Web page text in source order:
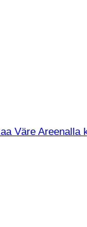
Väre